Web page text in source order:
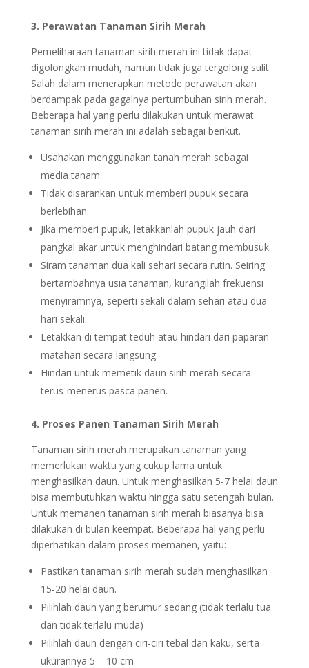
3. Perawatan Tanaman Sirih Merah
Pemeliharaan tanaman sirih merah ini tidak dapat
digolongkan mudah, namun tidak juga tergolong sulit.
Salah dalam menerapkan metode perawatan akan
berdampak pada gagalnya pertumbuhan sirih merah.
Beberapa hal yang perlu dilakukan untuk merawat
tanaman sirih merah ini adalah sebagai berikut.
Usahakan menggunakan tanah merah sebagai
media tanam.
Tidak disarankan untuk memberi pupuk secara
berlebihan.
Jika memberi pupuk, letakkanlah pupuk jauh dari
pangkal akar untuk menghindari batang membusuk.
Siram tanaman dua kali sehari secara rutin. Seiring
bertambahnya usia tanaman, kurangilah frekuensi
menyiramnya, seperti sekali dalam sehari atau dua
hari sekali.
Letakkan di tempat teduh atau hindari dari paparan
matahari secara langsung.
Hindari untuk memetik daun sirih merah secara
terus-menerus pasca panen.
4. Proses Panen Tanaman Sirih Merah
Tanaman sirih merah merupakan tanaman yang
memerlukan waktu yang cukup lama untuk
menghasilkan daun. Untuk menghasilkan 5-7 helai daun
bisa membutuhkan waktu hingga satu setengah bulan.
Untuk memanen tanaman sirih merah biasanya bisa
dilakukan di bulan keempat. Beberapa hal yang perlu
diperhatikan dalam proses memanen, yaitu:
Pastikan tanaman sirih merah sudah menghasilkan
15-20 helai daun.
Pilihlah daun yang berumur sedang (tidak terlalu tua
dan tidak terlalu muda)
Pilihlah daun dengan ciri-ciri tebal dan kaku, serta
ukurannya 5 – 10 cm